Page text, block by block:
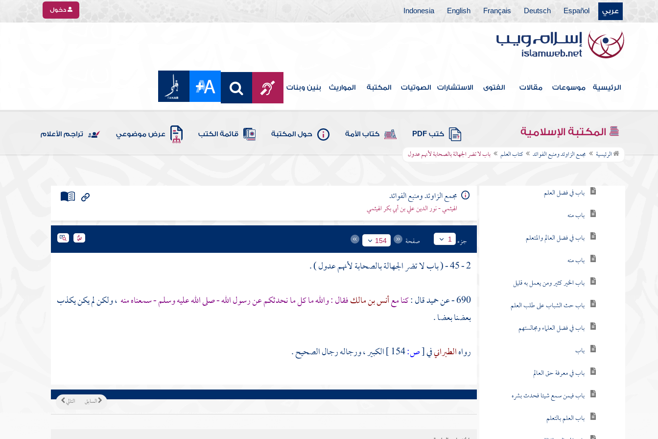
عربي Español
Deutsch
Français
English
Indonesia دخول
الرئيسية موسوعات مقالات الفتوى الاستشارات الصوتيات المكتبة المواريث بنين وبنات
المكتبة الإسلامية كتب PDF كتاب الأمة حول المكتبة قائمة الكتب عرض موضوعي تراجم الأعلام
الرئيسية مجمع الزاوئد ومنبع الفوائد كتاب العلم باب لا تضر الجهالة بالصحابة لأنهم عدول
فهرس الكتاب
خطبة الكتاب
كتاب الإيمان
كتاب العلم
باب في فضل العلم
باب منه
باب في فضل العالم والمتعلم
باب منه
باب الخير كثير ومن يعمل به قليل
باب حث الشباب على طلب العلم
باب في فضل العلماء ومجالستهم
باب
باب في معرفة حق العالم
باب فيمن سمع شيئا فحدث بشره
باب العلم بالتعلم
مجمع الزاوئد ومنبع الفوائد
الهيثمي - نور الدين علي بن أبي بكر الهيثمي
جزء 1 صفحة 154
2 - 45 - ( باب لا تضر الجهالة بالصحابة لأنهم عدول ) .
690 - عن
حميدقال :كنا معأنس بن مالكفقال : والله ما كل ما نحدثكم عن رسول الله - صلى الله عليه وسلم - سمعناه منه ، ولكن لم يكن يكذب
بعضنا بعضا .
رواهالطبرانيفي[ص: الكبير ، ورجاله رجال الصحيح .
التالي السابق